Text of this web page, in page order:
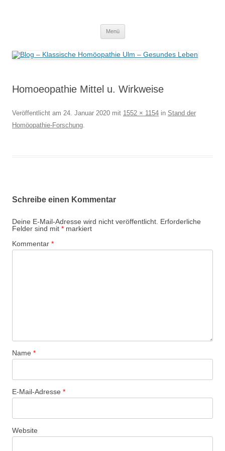
– Gesundes Leben
Menü
Homoeopathie Mittel u. Wirkweise
Veröffentlicht am 24. Januar 2020 mit 1552 × 1154 in Stand der
Homöopathie-Forschung.
Schreibe einen Kommentar
Deine E-Mail-Adresse wird nicht veröffentlicht. Erforderliche
Felder sind mit * markiert
Kommentar *
Name *
E-Mail-Adresse *
Website